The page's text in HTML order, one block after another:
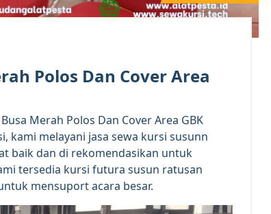
Polos Dan Cover Area
Merah Polos Dan Cover Area GBK
kami melayani jasa sewa kursi susunn
baik dan di rekomendasikan untuk
tersedia kursi futura susun ratusan
mensuport acara besar.